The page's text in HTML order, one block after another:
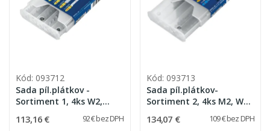
Kód: 093712
Sada píl.plátkov -
Sortiment 1, 4ks W2,
W+P2, W5, W4, 2ks CUnex
W1
113,16 € 92 € bez DPH
Kód: 093713
Sada píl.plátkov-
Sortiment 2, 4ks M2, W6,
L2, W+M2, 2ks CUnex W1
134,07 € 109 € bez DPH